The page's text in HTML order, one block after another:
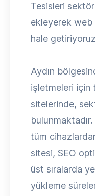
Tesisleri
ekleyerek
hale
Aydın
işletmeleri için
sitelerinde,
tüm
sitesi, SEO
üst sıralarda
yükleme